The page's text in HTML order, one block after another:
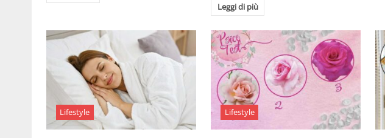
Leggi di più
Lifestyle Lifestyle